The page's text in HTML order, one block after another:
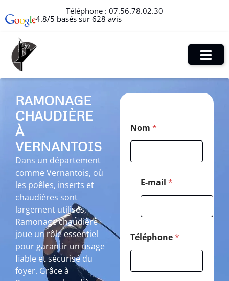
Téléphone : 07.56.78.02.30
4.8/5 basés sur 628 avis
RAMONAGE
CHAUDIÈRE
À
VERNANTOIS
Dans un département
comme Vernantois, où
les poêles, inserts et
chaudières sont
largement utilisés,
Ramonage chaudière
joue un rôle essentiel
pour garantir un usage
fiable et sécurisé du
foyer. Grâce à
Nom *
E-mail *
Téléphone*